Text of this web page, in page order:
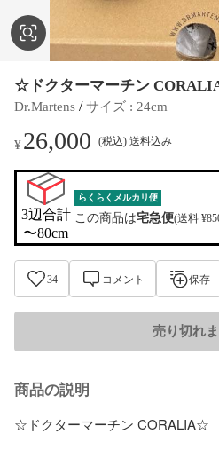
☆ドクターマーチン
Dr.Martens / サイズ : 24cm
¥26,000 (税込) 送料込み
3辺合計
〜80cm
らくらくメルカリ便
この商品は宅急便(送料
34 コメント 保存
売り切れ
商品の説明
☆ドクターマーチン CORALIA☆